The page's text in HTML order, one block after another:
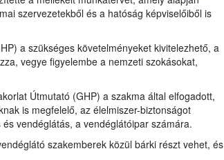
szervezetekből és a hatóság képviselőiből is
a szükséges követelményeket kivitelezhető, a
vegye figyelembe a nemzeti szokásokat,
Útmutató (GHP) a szakma által elfogadott,
is megfelelő, az élelmiszer-biztonságot
vendéglátás, a vendéglátóipar számára.
szakemberek közül bárki részt vehet, és